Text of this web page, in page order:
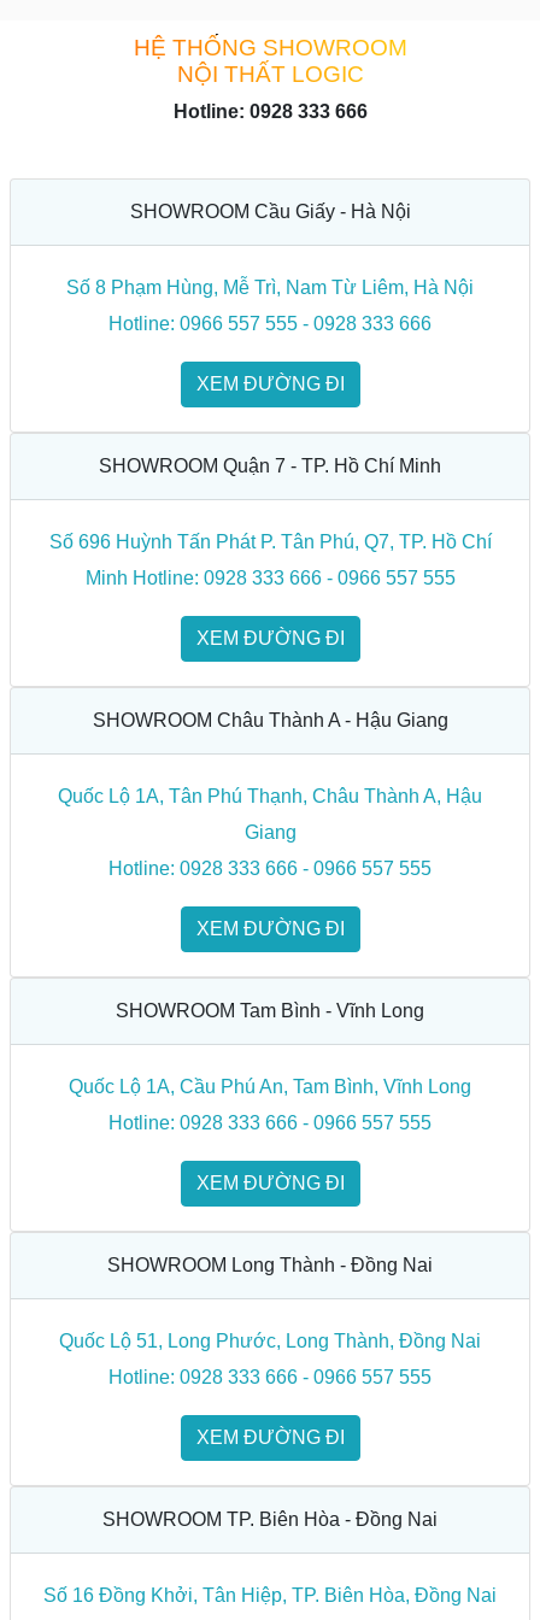
Bàn ghế từ nhôm đúc có khả năng chống tác nhân thời tiết
xấu
Hơn nữa, giá thành bộ bàn ghế nhôm đúc trên thị trường rất
hợp lý, phải chăng cho tất cả mọi người. Sản phẩm này sử
dụng được lâu năm và ít bị hư hại nên sẽ là lựa chọn hoàn
hảo, tuyệt vời cho những chủ doanh nghiệp và cá nhân hiện
Bàn ghế từ nhôm đúc thường có thời gian sử dụng tối thiểu
Độ chịu lực tốt
Các bàn ghế làm bằng vật liệu như nhựa, gỗ rất dễ gãy, vỡ
khi chịu lực tác động lớn nhưng sản phẩm nhôm đúc lại sở
hữu độ chống va đập, chịu lực tốt, đảm bảo được bàn ghế
luôn giữ nguyên như trước khi chịu tác động lớn. Bàn ghế
làm từ nhôm đúc là một trong những nội thất hoàn hảo, lý
tưởng cho ngôi nhà của bạn.
điểm nổi bật mà các quán nước sân vườn hay ngoài trời ưa
HỆ THỐNG SHOWROOM
NỘI THẤT LOGIC
Hotline: 0928 333 666
SHOWROOM Cầu Giấy - Hà Nội
Số 8 Phạm Hùng, Mễ Trì, Nam Từ Liêm, Hà Nội
Hotline: 0966 557 555 - 0928 333 666
XEM ĐƯỜNG ĐI
SHOWROOM Quận 7 - TP. Hồ Chí Minh
Số 696 Huỳnh Tấn Phát P. Tân Phú, Q7, TP. Hồ Chí
Minh Hotline: 0928 333 666 - 0966 557 555
XEM ĐƯỜNG ĐI
SHOWROOM Châu Thành A - Hậu Giang
Quốc Lộ 1A, Tân Phú Thạnh, Châu Thành A, Hậu
Giang
Hotline: 0928 333 666 - 0966 557 555
XEM ĐƯỜNG ĐI
SHOWROOM Tam Bình - Vĩnh Long
Quốc Lộ 1A, Cầu Phú An, Tam Bình, Vĩnh Long
Hotline: 0928 333 666 - 0966 557 555
XEM ĐƯỜNG ĐI
SHOWROOM Long Thành - Đồng Nai
Quốc Lộ 51, Long Phước, Long Thành, Đồng Nai
Hotline: 0928 333 666 - 0966 557 555
XEM ĐƯỜNG ĐI
SHOWROOM TP. Biên Hòa - Đồng Nai
Số 16 Đồng Khởi, Tân Hiệp, TP. Biên Hòa, Đồng Nai